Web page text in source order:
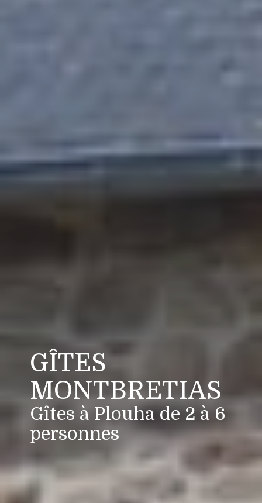
GÎTES
MONTBRETIAS
Gîtes à Plouha de 2 à 6
personnes